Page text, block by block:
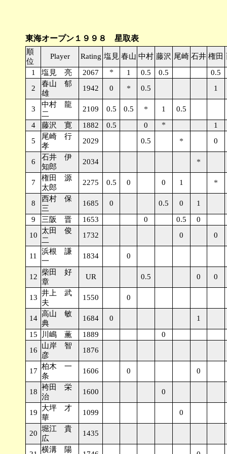
東海オープン１９９８ 星取表
順
位
Player Rating 塩見 春山 中村 藤沢 尾崎 石井 権田
1
塩見 亮 2067 * 1 0.5 0.5
0.5
2
春山 郁
雄
1942 0 * 0.5 1
3
中村 龍
二
2109 0.5 0.5 * 1
0.5
4
藤沢 寛 1882 0.5 0 *
1
5
尾崎 行
孝
2029 0.5 * 0
6
石井 伊
知郎
2034 *
7
権田 源
太郎
2275 0.5 0 0 1 *
8
西村 保
三
1685 0 0.5 0
1
9
三阪 晋 1653 0 0.5
0
10
太田 俊
二
1732 0 0
11
浜根 謙
一
1834 0
12
柴田 好
章
UR 0.5 0 0
13
井上 武
夫
1550 0
14
高山 敏
典
1684 0
1
15
川嶋 薫 1889
0
16
山岸 智
彦
1876
17
柏木 一
条
1606 0 0
18
袴田 栄
治
1600 0
19
大坪 才
華
1099 0
20
堀江 貴
広
1435
横溝 陽